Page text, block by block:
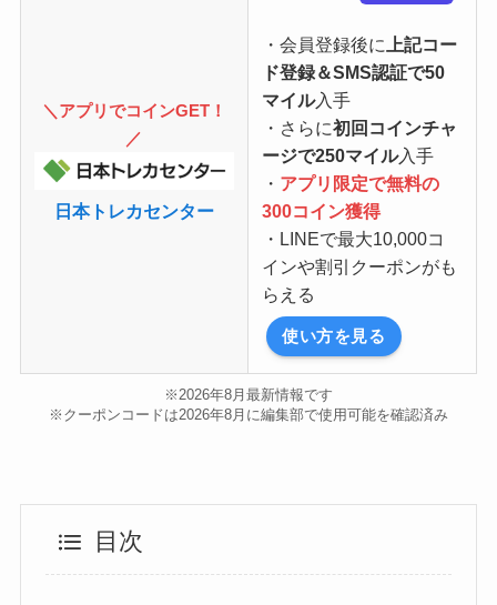
＼アプリでコインGET！
／
日本トレカセンター
・会員登録後に
上記コー
ド登録＆SMS認証で50
マイル入手
・さらに初回コインチャ
ージで250マイル入手
・ アプリ限定で無料の
300コイン獲得
・LINEで最大10,000コ
インや割引クーポンがも
らえる
使い方を見る
※2026年8月最新情報です
※クーポンコードは2026年8月に編集部で使用可能を確認済み
目次